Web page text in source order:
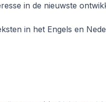
in de nieuwste
in het Engels en